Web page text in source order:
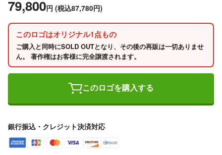
79,800円 (税込87,780円)
このロゴはオリジナル1点もの
ご購入と同時にSOLD OUTとなり、その後の再販は一切ありませ
ん。 著作権はお客様に完全譲渡されます。
このロゴを購入する
銀行振込・クレジット決済対応